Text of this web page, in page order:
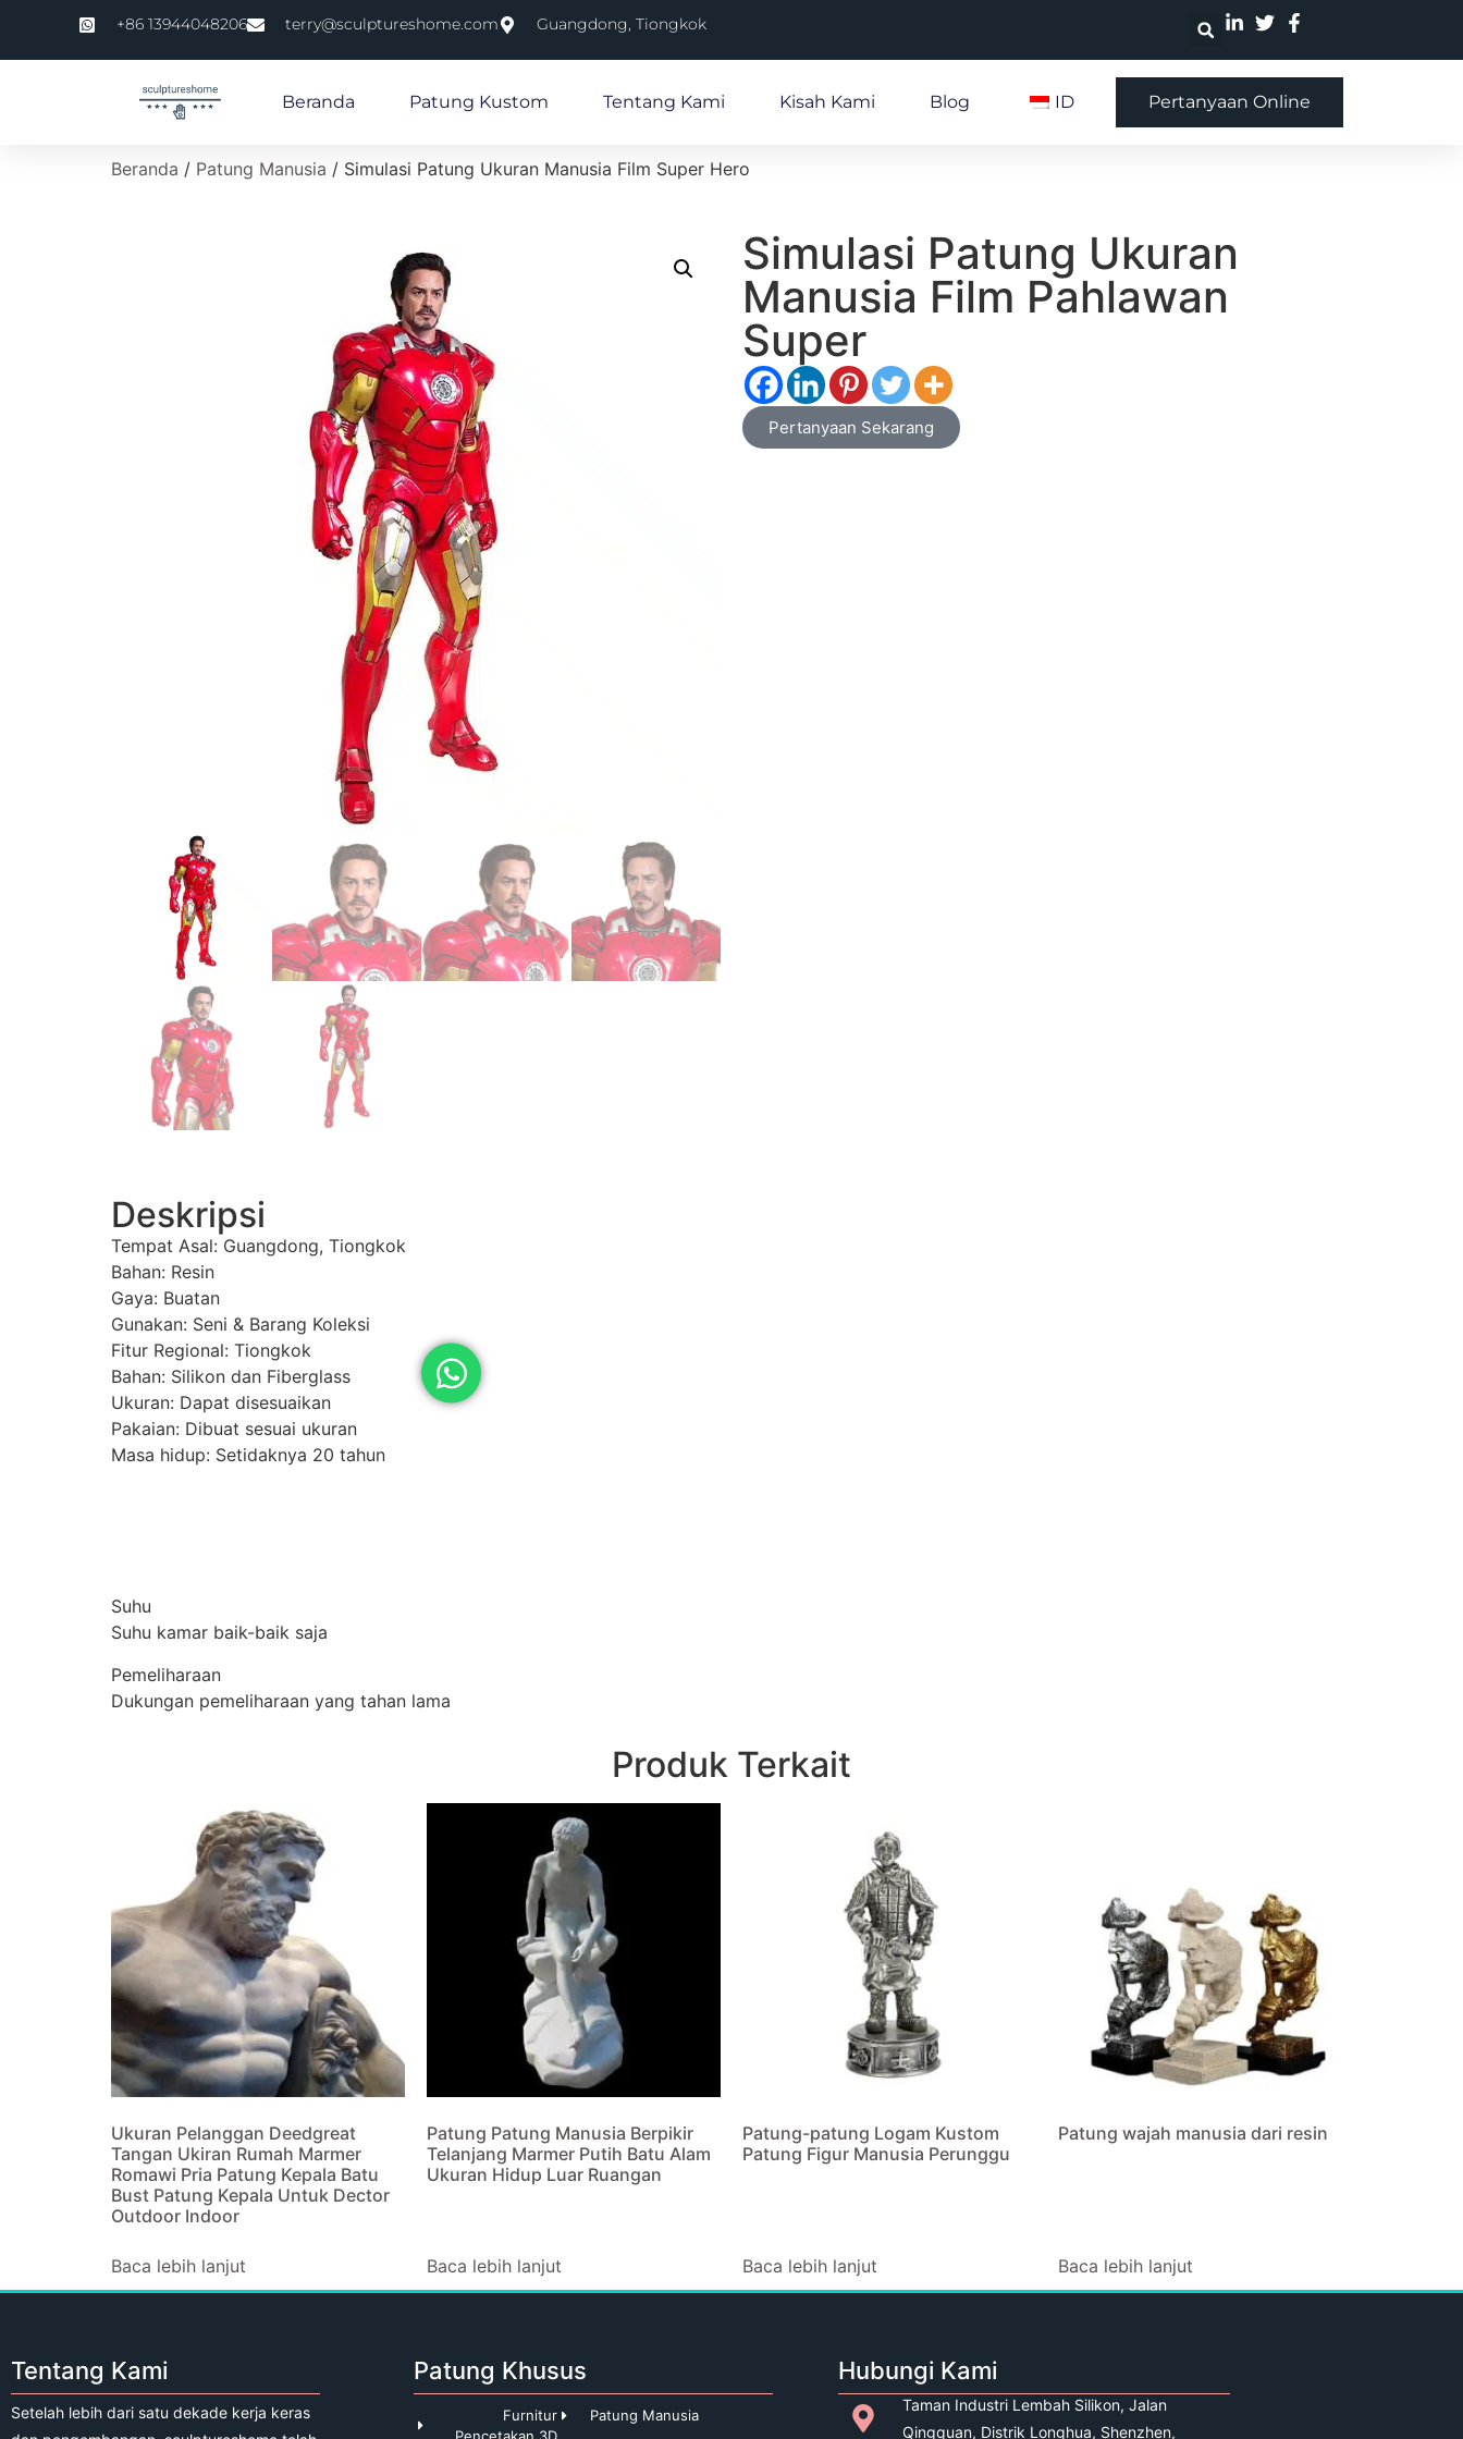
+86 13944048206 terry@sculptureshome.com Guangdong, Tiongkok
Beranda Patung Kustom Tentang Kami Kisah Kami Blog ID Pertanyaan Online
Beranda / Patung Manusia / Simulasi Patung Ukuran Manusia Film Super Hero
Simulasi Patung Ukuran
Manusia Film Pahlawan
Super
Pertanyaan Sekarang
Deskripsi
Tempat Asal: Guangdong, Tiongkok
Bahan: Resin
Gaya: Buatan
Gunakan: Seni & Barang Koleksi
Fitur Regional: Tiongkok
Bahan: Silikon dan Fiberglass
Ukuran: Dapat disesuaikan
Pakaian: Dibuat sesuai ukuran
Masa hidup: Setidaknya 20 tahun
Suhu
Suhu kamar baik-baik saja
Pemeliharaan
Dukungan pemeliharaan yang tahan lama
Produk Terkait
Ukuran Pelanggan Deedgreat
Tangan Ukiran Rumah Marmer
Romawi Pria Patung Kepala Batu
Bust Patung Kepala Untuk Dector
Outdoor Indoor
Baca lebih lanjut
Patung Patung Manusia Berpikir
Telanjang Marmer Putih Batu Alam
Ukuran Hidup Luar Ruangan
Baca lebih lanjut
Patung-patung Logam Kustom
Patung Figur Manusia Perunggu
Baca lebih lanjut
Patung wajah manusia dari resin
Baca lebih lanjut
Tentang Kami
Setelah lebih dari satu dekade kerja keras
Patung Khusus
Furnitur
Pencetakan 3D
Patung Manusia
Hubungi Kami
Taman Industri Lembah Silikon, Jalan
Qingquan, Distrik Longhua, Shenzhen,